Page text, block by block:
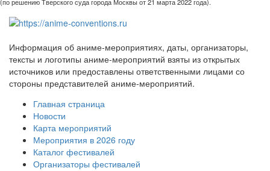
Информация об аниме-мероприятиях, даты, организаторы,
тексты и логотипы аниме-мероприятий взяты из открытых
источников или предоставлены ответственными лицами со
стороны представителей аниме-мероприятий.
Главная страница
Новости
Карта мероприятий
Мероприятия в 2026 году
Каталог фестивалей
Организаторы фестивалей